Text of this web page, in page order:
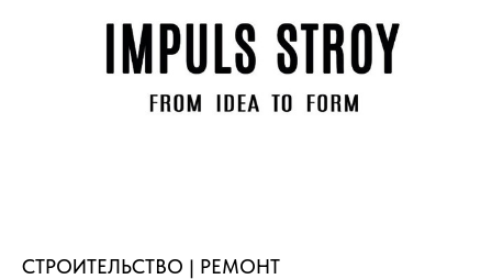
СТРОИТЕЛЬСТВО | РЕМОНТ